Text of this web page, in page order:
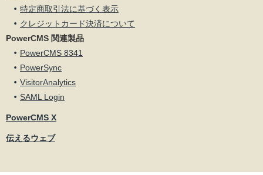
特定商取引法に基づく表示
クレジットカード決済について
PowerCMS 関連製品
PowerCMS 8341
PowerSync
VisitorAnalytics
SAML Login
PowerCMS X
伝えるウェブ